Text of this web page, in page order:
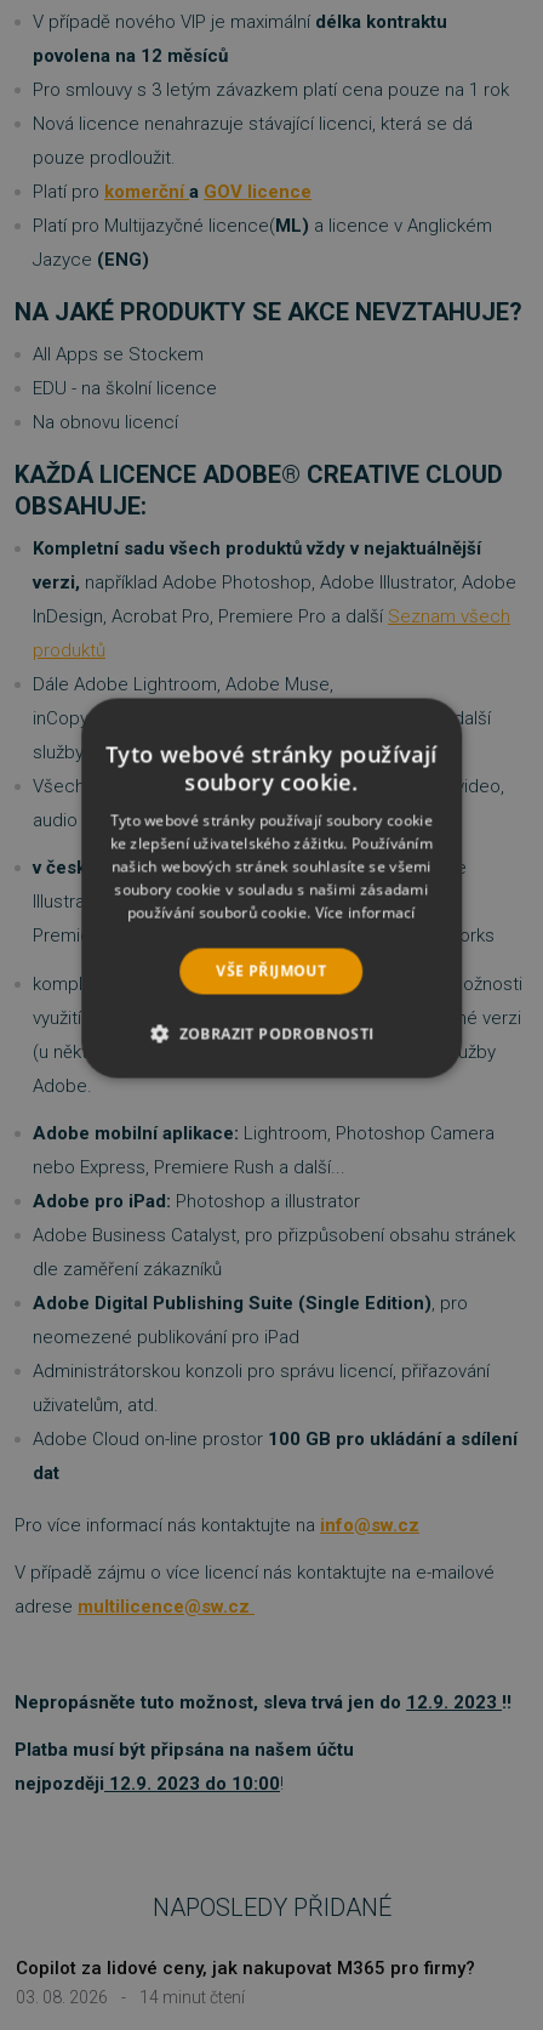
V případě nového VIP je maximální délka kontraktu
povolena na 12 měsíců
Pro smlouvy s 3 letým závazkem platí cena pouze na 1 rok
Nová licence nenahrazuje stávající licenci, která se dá
pouze prodloužit.
Platí pro komerčnía GOV licence
Platí pro Multijazyčné licence(ML) a licence v Anglickém
Jazyce (ENG)
NA JAKÉ PRODUKTY SE AKCE NEVZTAHUJE?
All Apps se Stockem
EDU - na školní licence
Na obnovu licencí
KAŽDÁ LICENCE ADOBE® CREATIVE CLOUD
OBSAHUJE:
Kompletní sadu všech produktů vždy v nejaktuálnější
verzi, například Adobe Photoshop, Adobe Illustrator, Adobe
InDesign, Acrobat Pro, Premiere Pro a další Seznam všech
produktů
Dále Adobe Lightroom, Adobe Muse,
inCopy,Bridge,FireWorks, Fresco, Prelude, Typekit a další
služby
Všechny kreativní produkty Adobe pro design, web, video,
audio a on-line aplikace
v českém jazyce:Adobe Photoshop Express, Adobe
Illustrator, Adobe InDesign, Dreamweaver CC, Adobe
Premiere Pro CC, Animate, Experience Design, Fireworks
kompletní balík produktů aktuální verze CC (včetně možnosti
využití i starších CC verzí) v anglické nebo multijazyčné verzi
(u některých produktů včetně češtiny), plus on-line služby
Adobe.
Adobe mobilní aplikace: Lightroom, Photoshop Camera
nebo Express, Premiere Rush a další...
Adobe pro iPad: Photoshop a illustrator
Adobe Business Catalyst, pro přizpůsobení obsahu stránek
dle zaměření zákazníků
Adobe Digital Publishing Suite (Single Edition), pro
neomezené publikování pro iPad
Administrátorskou konzoli pro správu licencí, přiřazování
uživatelům, atd.
Adobe Cloud on-line prostor 100 GB pro ukládání a sdílení
dat
Pro více informací nás kontaktujte na info@sw.cz
V případě zájmu o více licencí nás kontaktujte na e-mailové
adrese multilicence@sw.cz
Nepropásněte tuto možnost, sleva trvá jen do 12.9. 2023 !!
Platba musí být připsána na našem účtu
nejpozději 12.9. 2023 do 10:00!
NAPOSLEDY PŘIDANÉ
03. 08. 2026 - 14 minut čtení
Copilot za lidové ceny, jak nakupovat M365 pro firmy?
Tyto webové stránky používají
soubory cookie.
Tyto webové stránky používají soubory cookie
ke zlepšení uživatelského zážitku. Používáním
našich webových stránek souhlasíte se všemi
soubory cookie v souladu s našimi zásadami
používání souborů cookie. Více informací
VŠE PŘIJMOUT
ZOBRAZIT PODROBNOSTI
NEZBYTNĚ NUTNÉ SOUBORY
VÝKONOVÉ SOUBORY
SOUBORY CÍLENÍ
FUNKČNÍ SOUBORY
NEZAŘAZENÉ SOUBORY
Nezbytně nutné soubory
základní funkce webových stránek, jako je
přihlášení uživatele a správa účtu. Webové
stránky nelze bez nezbytně nutných souborů
cookie správně používat.
_GRECAPTCHA
Google LLC
5 měsíců
__cf_bm
Cloudflare Inc.
.discordapp.net